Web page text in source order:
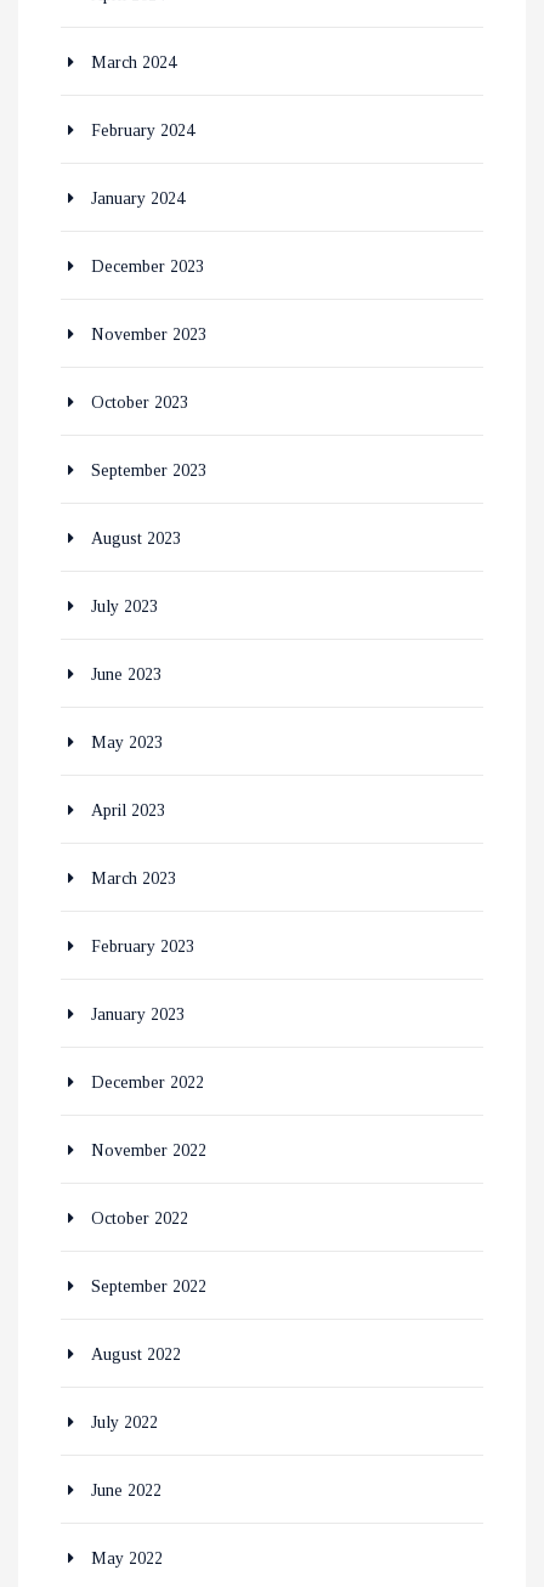
March 2024
February 2024
January 2024
December 2023
November 2023
October 2023
September 2023
August 2023
July 2023
June 2023
May 2023
April 2023
March 2023
February 2023
January 2023
December 2022
November 2022
October 2022
September 2022
August 2022
July 2022
June 2022
May 2022